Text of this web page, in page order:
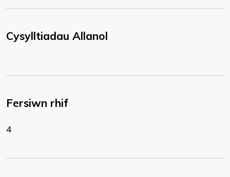
Cysylltiadau Allanol
Fersiwn rhif
4